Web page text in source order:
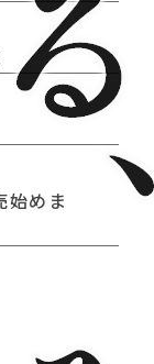
めま